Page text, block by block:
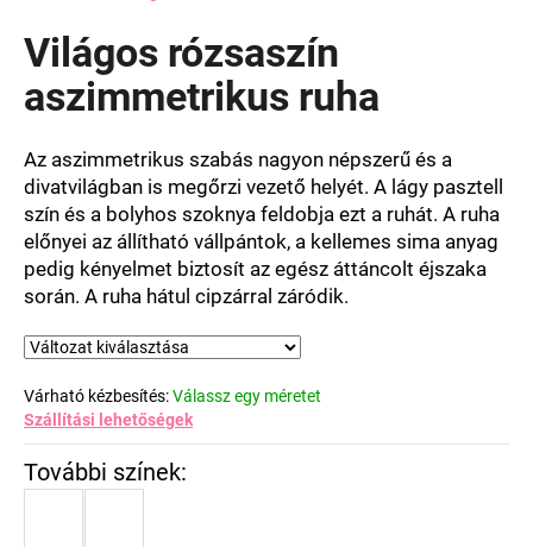
átlagos
értékelése
ből
csillag.
Világos rózsaszín
aszimmetrikus ruha
Az aszimmetrikus szabás nagyon népszerű és a
divatvilágban is megőrzi vezető helyét. A lágy pasztell
szín és a bolyhos szoknya feldobja ezt a ruhát. A ruha
előnyei az állítható vállpántok, a kellemes sima anyag
pedig kényelmet biztosít az egész áttáncolt éjszaka
során. A ruha hátul cipzárral záródik.
Várható kézbesítés:Válassz egy méretet
Szállítási lehetőségek